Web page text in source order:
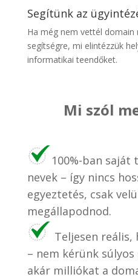
Segítünk az
Ha még nem vettél domain
segítségre, mi elintézzük
informatikai teendőket.
Mi szól
100%-ban
nevek – így nincs
egyeztetés, csak
megállapodnod.
Teljesen reális,
– nem kérünk
akár milliókat a